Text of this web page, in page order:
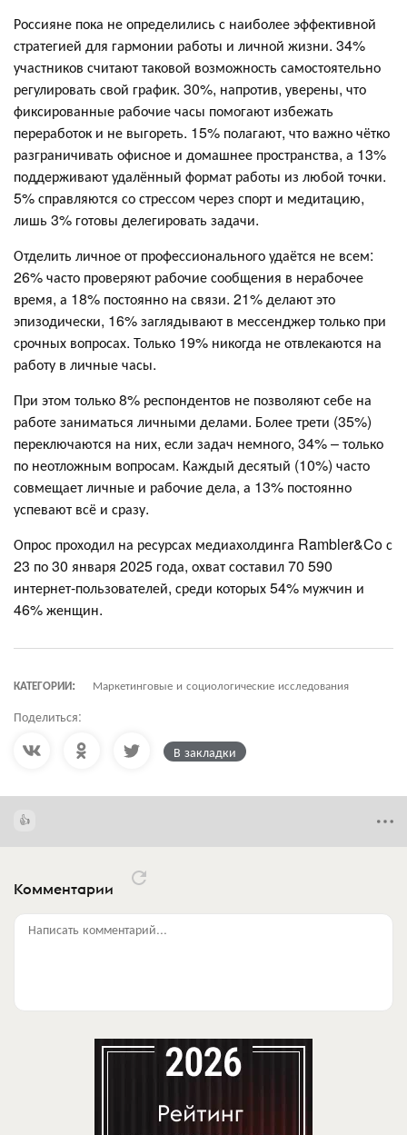
Россияне пока не определились с наиболее эффективной
стратегией для гармонии работы и личной жизни. 34%
участников считают таковой возможность самостоятельно
регулировать свой график. 30%, напротив, уверены, что
фиксированные рабочие часы помогают избежать
переработок и не выгореть. 15% полагают, что важно чётко
разграничивать офисное и домашнее пространства, а 13%
поддерживают удалённый формат работы из любой точки.
5% справляются со стрессом через спорт и медитацию,
лишь 3% готовы делегировать задачи.
Отделить личное от профессионального удаётся не всем:
26% часто проверяют рабочие сообщения в нерабочее
время, а 18% постоянно на связи. 21% делают это
эпизодически, 16% заглядывают в мессенджер только при
срочных вопросах. Только 19% никогда не отвлекаются на
работу в личные часы.
При этом только 8% респондентов не позволяют себе на
работе заниматься личными делами. Более трети (35%)
переключаются на них, если задач немного, 34% – только
по неотложным вопросам. Каждый десятый (10%) часто
совмещает личные и рабочие дела, а 13% постоянно
успевают всё и сразу.
Опрос проходил на ресурсах медиахолдинга Rambler&Co с
23 по 30 января 2025 года, охват составил 70 590
интернет-пользователей, среди которых 54% мужчин и
46% женщин.
КАТЕГОРИИ: Маркетинговые и социологические исследования
Поделиться:
В закладки
Комментарии
Написать комментарий...